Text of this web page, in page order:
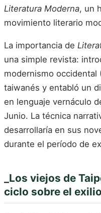
Literatura Moderna, un
movimiento literario
La importancia de
una simple revista:
modernismo occidental
taiwanés y entabló un
en lenguaje vernáculo
Junio. La técnica
desarrollaría en sus
durante el período de
_Los viejos de
ciclo sobre el exilio